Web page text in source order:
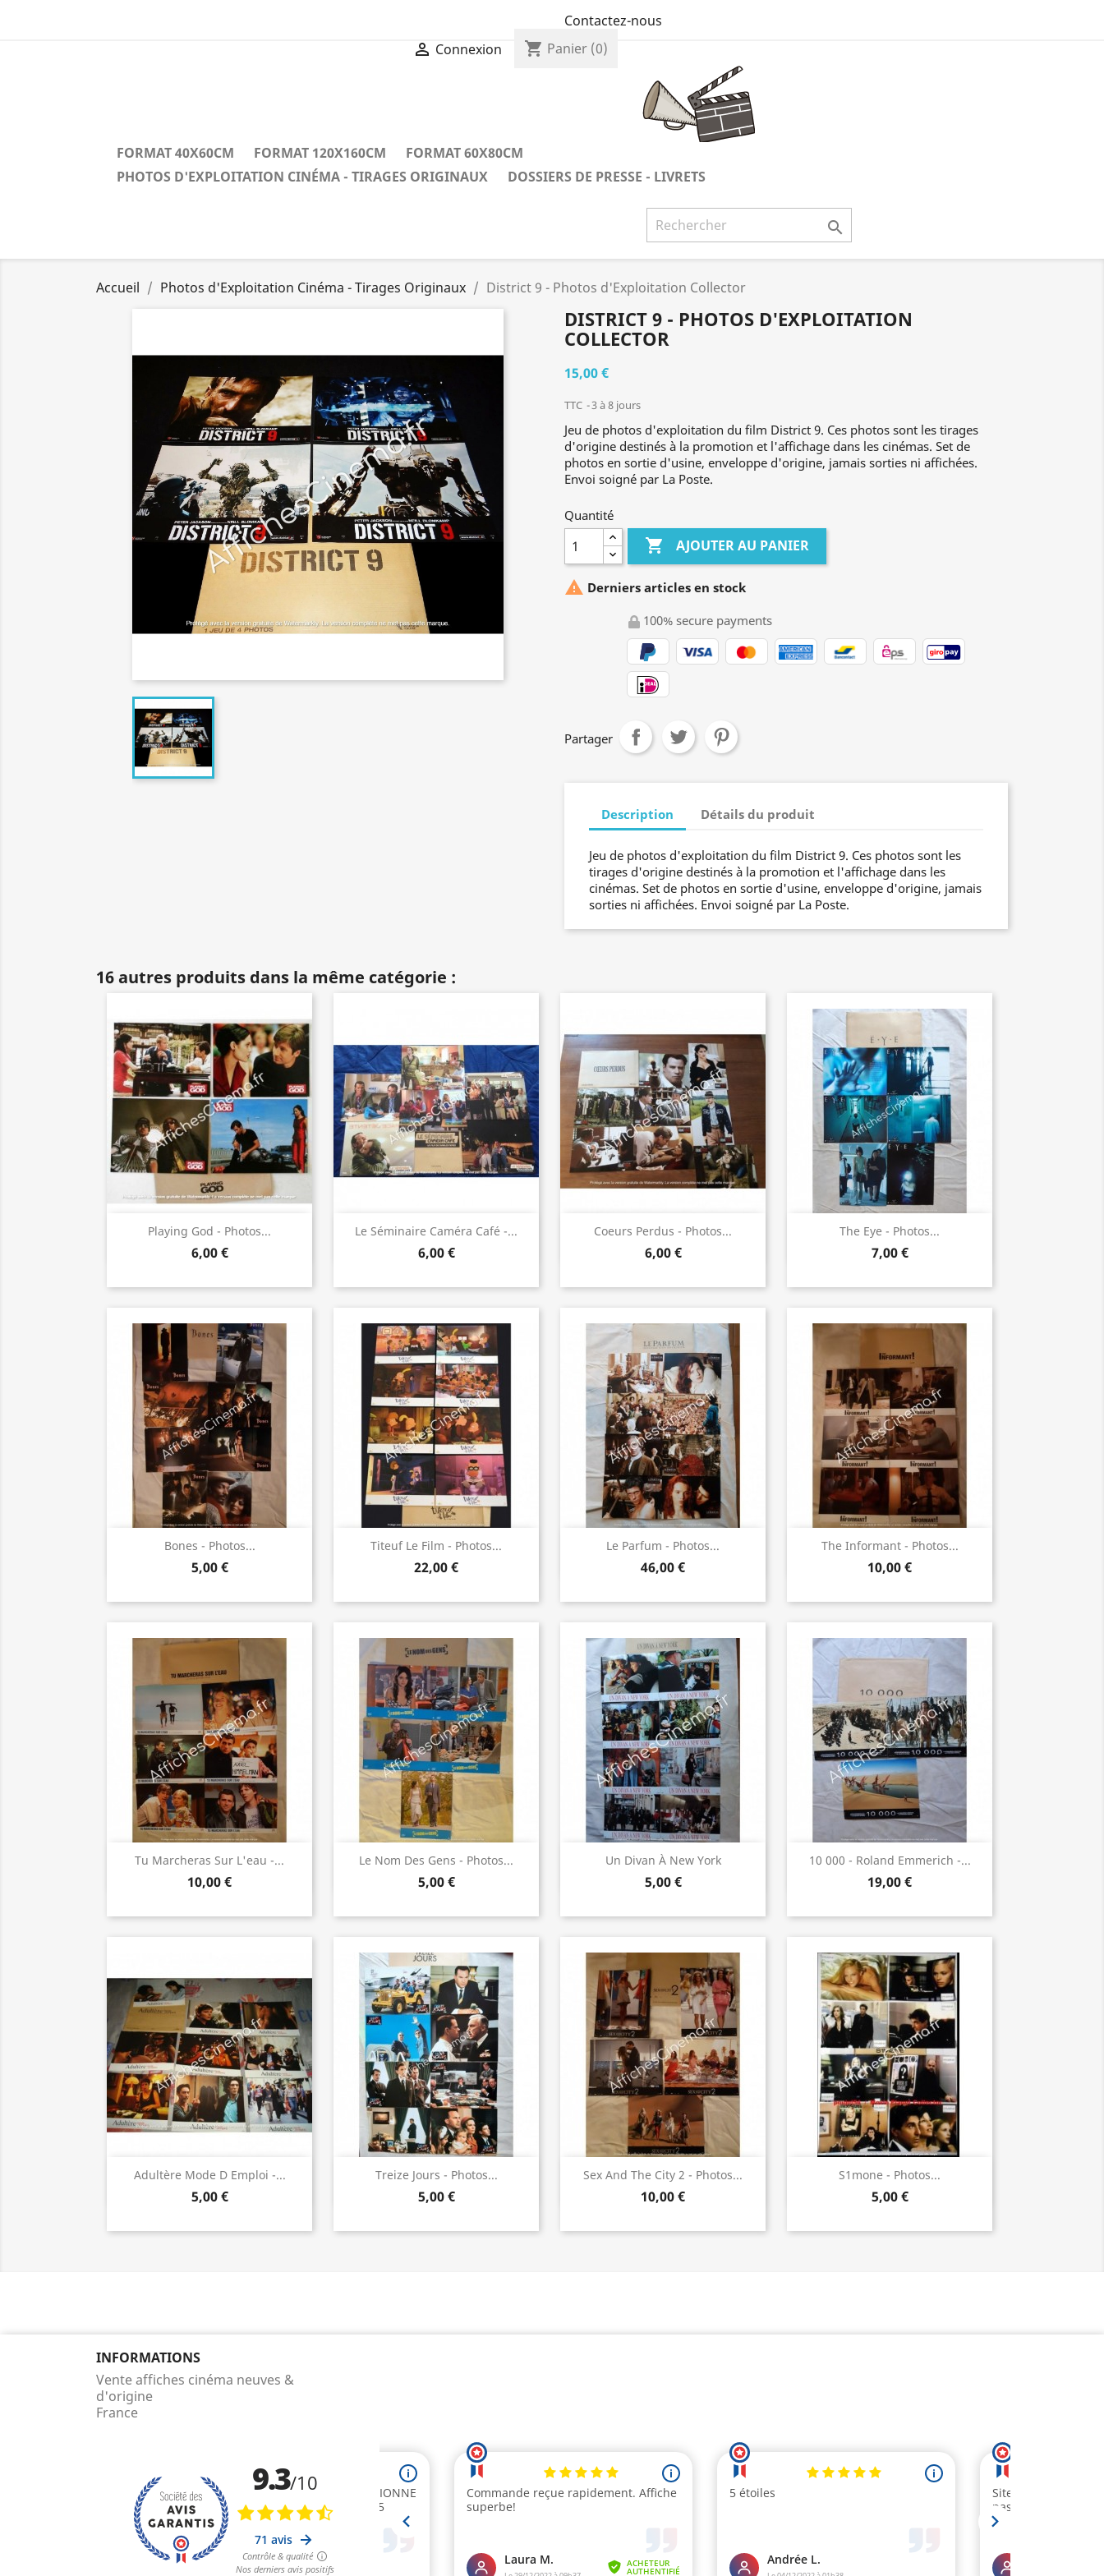
Contactez-nous
 Connexion shopping_cart Panier (0)
FORMAT 40X60CM FORMAT 120X160CM
FORMAT 60X80CM
PHOTOS D'EXPLOITATION CINÉMA - TIRAGES ORIGINAUX
DOSSIERS DE PRESSE - LIVRETS

Accueil Photos d'Exploitation Cinéma - Tirages Originaux District 9 - Photos d'Exploitation Collector
DISTRICT 9 - PHOTOS D'EXPLOITATION
COLLECTOR
15,00 €
TTC 3 à 8 jours
Jeu de photos d'exploitation du film District 9. Ces photos sont les tirages
d'origine destinés à la promotion et l'affichage dans les cinémas. Set de
photos en sortie d'usine, enveloppe d'origine, jamais sorties ni affichées.
Envoi soigné par La Poste.
Quantité
 AJOUTER AU PANIER
 Derniers articles en stock
100% secure payments
Partager
Description Détails du produit
Jeu de photos d'exploitation du film District 9. Ces photos sont les
tirages d'origine destinés à la promotion et l'affichage dans les
cinémas. Set de photos en sortie d'usine, enveloppe d'origine, jamais
sorties ni affichées. Envoi soigné par La Poste.
16 autres produits dans la même catégorie :
Playing God - Photos...
6,00 €
Aperçu rapide Le Séminaire Caméra Café -...
6,00 €
Aperçu rapide Coeurs Perdus - Photos...
6,00 €
Aperçu rapide The Eye - Photos...
7,00 €
Aperçu rapide
Bones - Photos...
5,00 €
Aperçu rapide Titeuf Le Film - Photos...
22,00 €
Aperçu rapide Le Parfum - Photos...
46,00 €
Aperçu rapide The Informant - Photos...
10,00 €
Aperçu rapide
Tu Marcheras Sur L'eau -...
10,00 €
Aperçu rapide Le Nom Des Gens - Photos...
5,00 €
 Aperçu rapide Un Divan À New York
5,00 €
Aperçu rapide 10 000 - Roland Emmerich -...
19,00 €
 Aperçu rapide
Adultère Mode D Emploi -...
5,00 €
Aperçu rapide Treize Jours - Photos...
5,00 €
Aperçu rapide Sex And The City 2 - Photos...
10,00 €
 Aperçu rapide S1mone - Photos...
5,00 €
Aperçu rapide
INFORMATIONS
Vente affiches cinéma neuves &
d'origine
France